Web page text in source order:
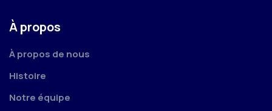
À propos
À propos de nous
Histoire
Notre équipe